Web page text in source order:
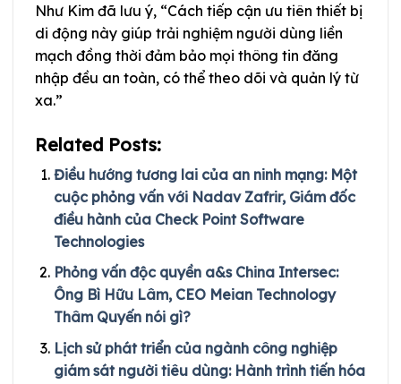
Như Kim đã lưu ý, “Cách tiếp cận ưu tiên thiết bị
di động này giúp trải nghiệm người dùng liền
mạch đồng thời đảm bảo mọi thông tin đăng
nhập đều an toàn, có thể theo dõi và quản lý từ
xa.”
Related Posts:
Điều hướng tương lai của an ninh mạng: Một
cuộc phỏng vấn với Nadav Zafrir, Giám đốc
điều hành của Check Point Software
Technologies
Phỏng vấn độc quyền a&s China Intersec:
Ông Bì Hữu Lâm, CEO Meian Technology
Thâm Quyến nói gì?
Lịch sử phát triển của ngành công nghiệp
giám sát người tiêu dùng: Hành trình tiến hóa